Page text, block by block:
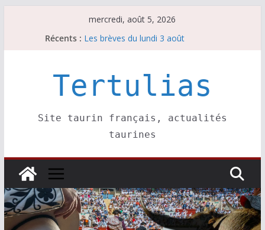
mercredi, août 5, 2026
Récents : Les brèves du lundi 3 août
Les brèves du mardi 4 août
La Sokamuturra de Pasai Donibane
Tertulias
Site taurin français, actualités
taurines